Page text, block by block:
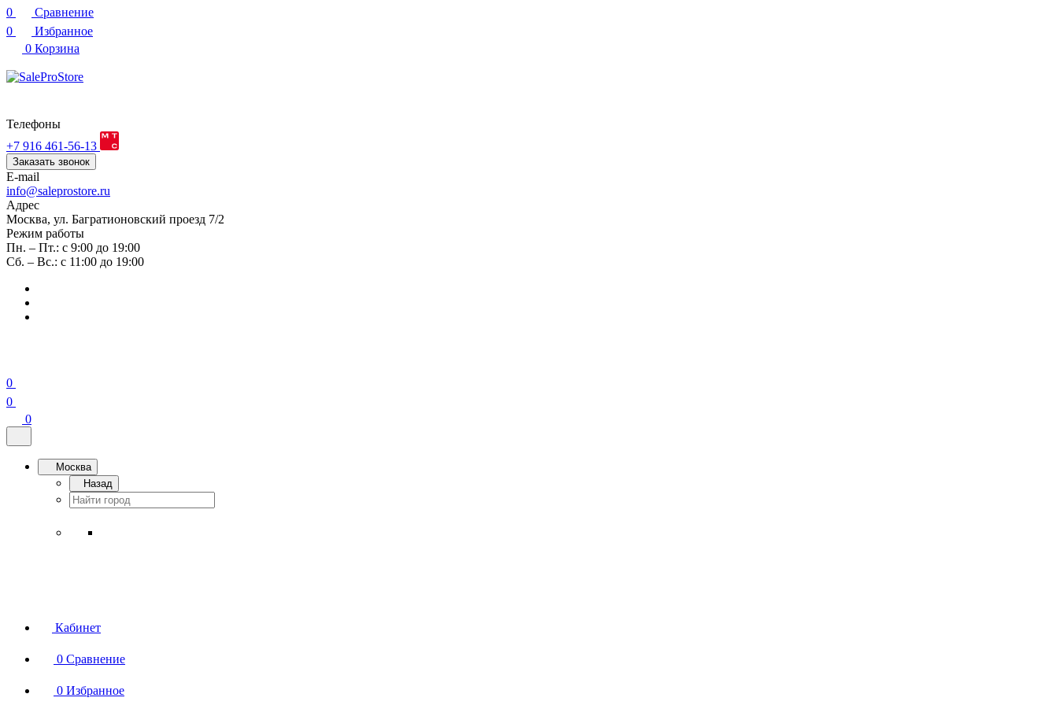
0
Сравнение
0
Избранное
0 Корзина
Телефоны
+7 916 461-56-13
Заказать звонок
E-mail
info@saleprostore.ru
Адрес
Москва, ул. Багратионовский проезд 7/2
Режим работы
Пн. – Пт.: с 9:00 до 19:00
Сб. – Вс.: с 11:00 до 19:00
0
0
0
Москва
Назад
Кабинет
0 Сравнение
0 Избранное